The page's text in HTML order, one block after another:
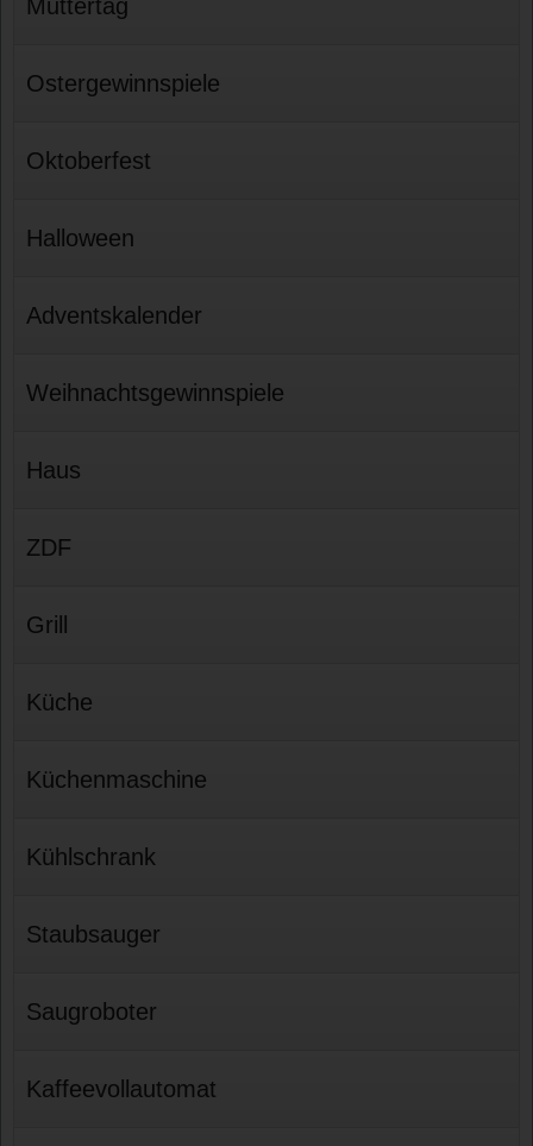
Muttertag
Ostergewinnspiele
Oktoberfest
Halloween
Adventskalender
Weihnachtsgewinnspiele
Haus
ZDF
Grill
Küche
Küchenmaschine
Kühlschrank
Staubsauger
Saugroboter
Kaffeevollautomat